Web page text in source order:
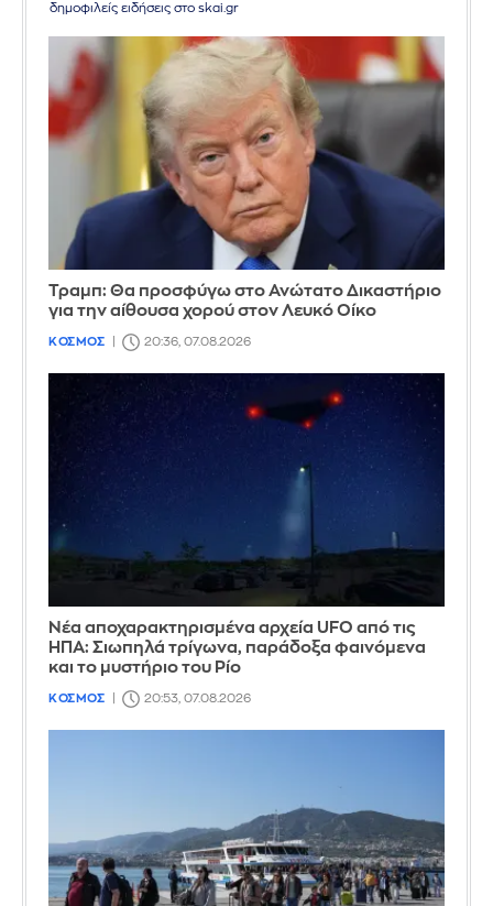
δημοφιλείς ειδήσεις στο skai.gr
Τραμπ: Θα προσφύγω στο Ανώτατο Δικαστήριο
για την αίθουσα χορού στον Λευκό Οίκο
ΚΟΣΜΟΣ 20:36, 07.08.2026
Νέα αποχαρακτηρισμένα αρχεία UFO από τις
ΗΠΑ: Σιωπηλά τρίγωνα, παράδοξα φαινόμενα
και το μυστήριο του Ρίο
ΚΟΣΜΟΣ 20:53, 07.08.2026